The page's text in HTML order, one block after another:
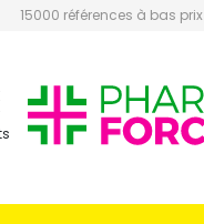
15000 références à bas prix